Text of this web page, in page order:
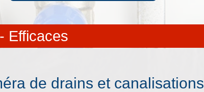
Efficaces
de drains et canalisations